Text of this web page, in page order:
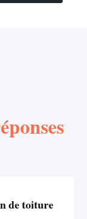
de toiture